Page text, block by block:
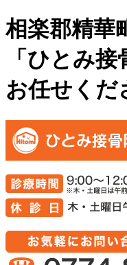
相楽郡精華
「ひとみ
お任せくだ